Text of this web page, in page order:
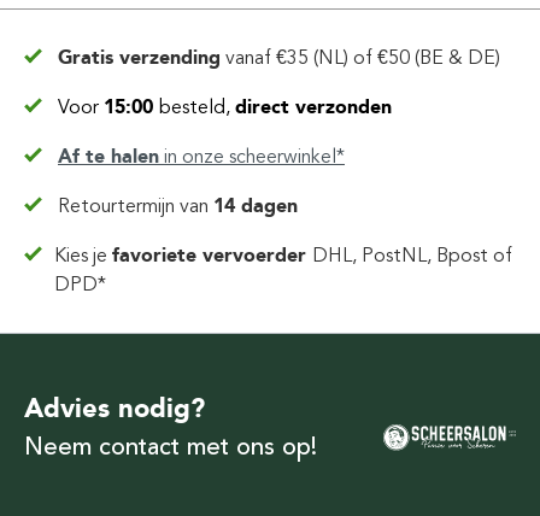
Gratis verzending vanaf €35 (NL) of €50 (BE & DE)
Voor 15:00 besteld, direct verzonden
Af te halen in onze scheerwinkel*
Retourtermijn van 14 dagen
Kies jefavoriete vervoerder DHL, PostNL, Bpost of
DPD*
Advies nodig?
Neem contact met ons op!